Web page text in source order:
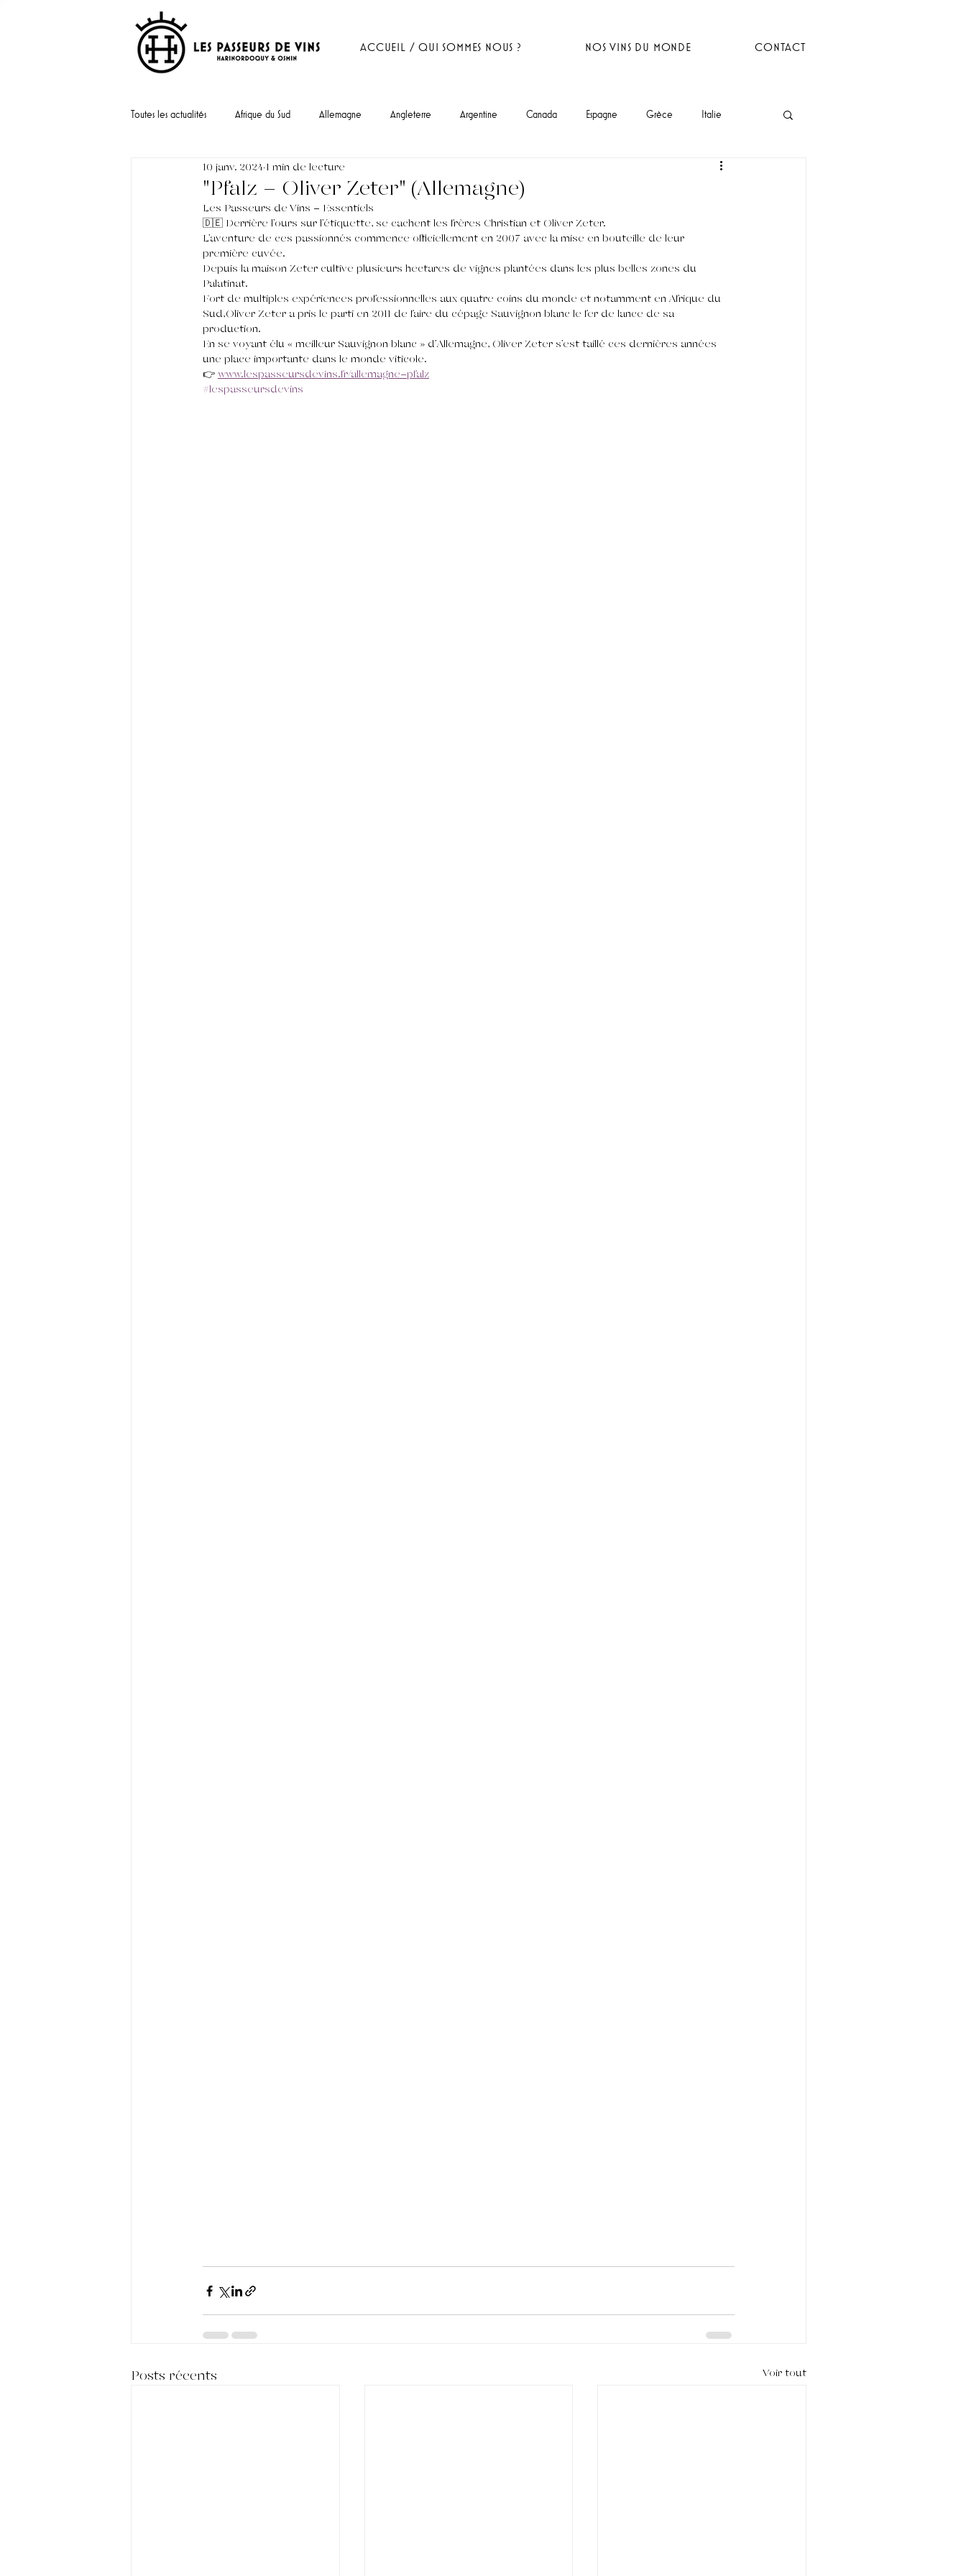
ACCUEIL / QUI SOMMES NOUS ? NOS VINS DU MONDE CONTACT
Toutes les actualités Afrique du Sud Allemagne Angleterre Argentine Canada Espagne Grèce Italie
"Pfalz - Oliver Zeter" (Allemagne)
10 janv. 2024 1 min de lecture
Les Passeurs de Vins - Essentiels
🇩🇪 Derrière l’ours sur l’étiquette, se cachent les frères Christian et Oliver Zeter.
L’aventure de ces passionnés commence officiellement en 2007 avec la mise en bouteille de leur
première cuvée.
Depuis la maison Zeter cultive plusieurs hectares de vignes plantées dans les plus belles zones du
Palatinat.
Fort de multiples expériences professionnelles aux quatre coins du monde et notamment en Afrique du
Sud,Oliver Zeter a pris le parti en 2011 de faire du cépage Sauvignon blanc le fer de lance de sa
production.
En se voyant élu « meilleur Sauvignon blanc » d’Allemagne, Oliver Zeter s’est taillé ces dernières années
une place importante dans le monde viticole.
👉 www.lespasseursdevins.fr/allemagne-pfalz
#lespasseursdevins
Posts récents Voir tout